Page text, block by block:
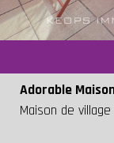
Adorable
Maison de